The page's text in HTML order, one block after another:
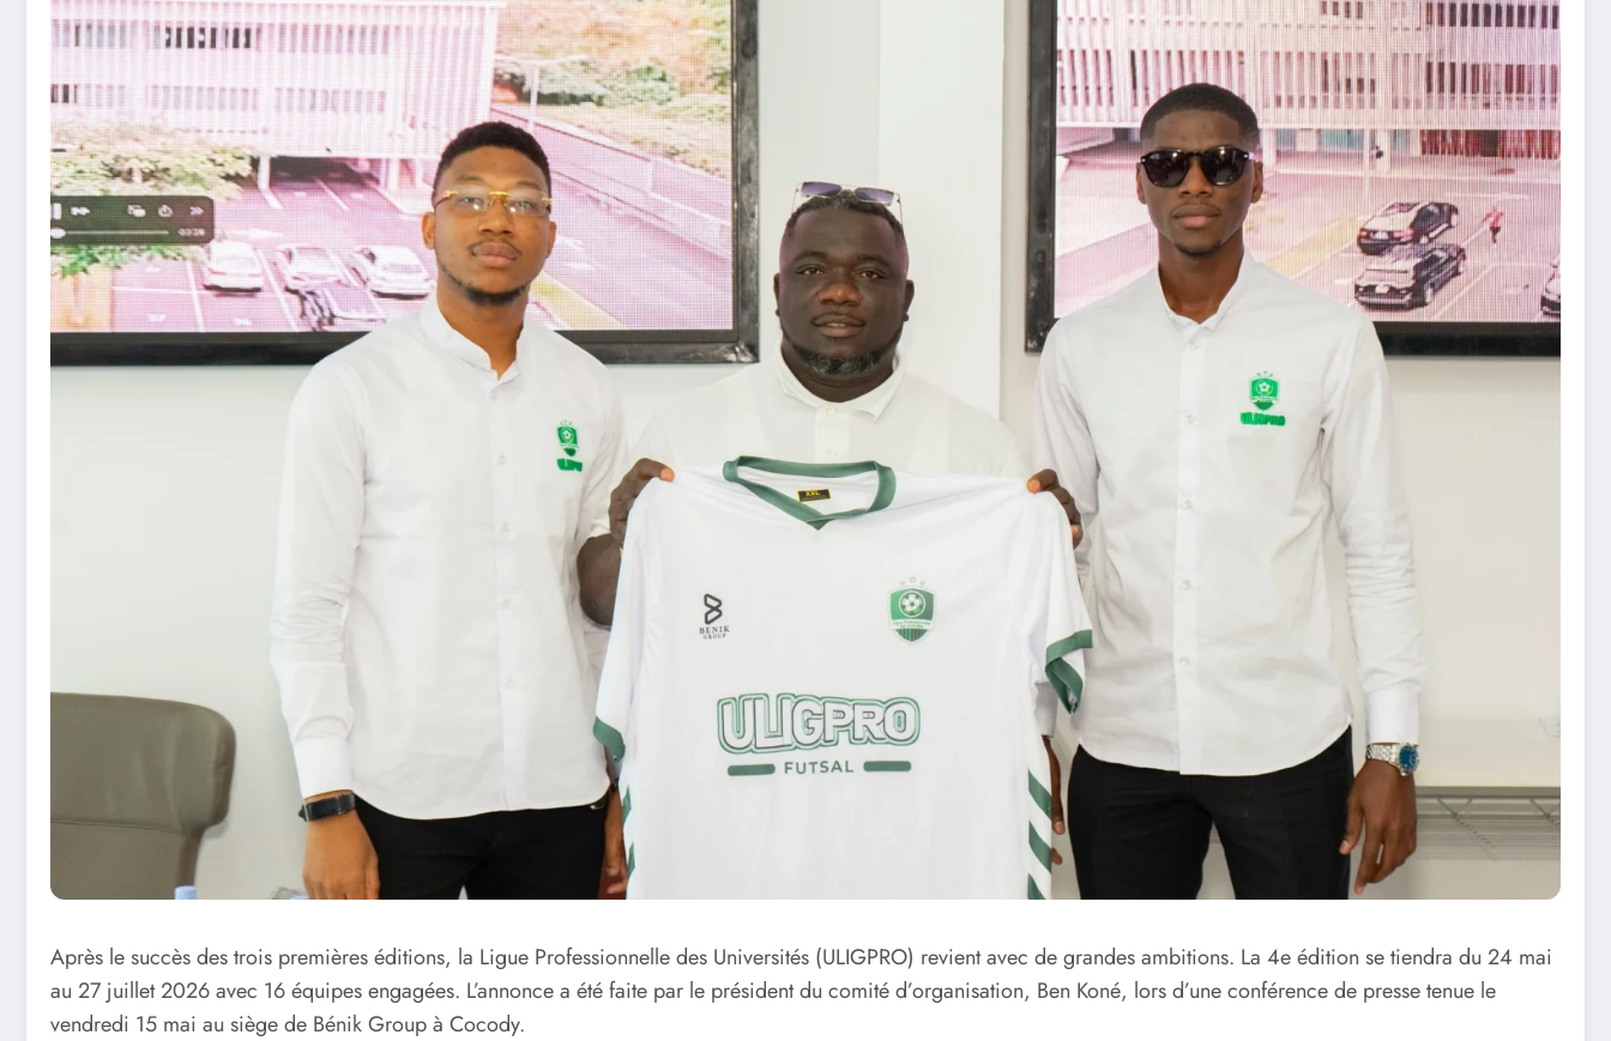
Après le succès des trois premières éditions, la Ligue Professionnelle des Universités (ULIGPRO) revient avec de grandes ambitions. La 4e édition se tiendra du 24 mai
au 27 juillet 2026 avec 16 équipes engagées. L’annonce a été faite par le président du comité d’organisation, Ben Koné, lors d’une conférence de presse tenue le
vendredi 15 mai au siège de Bénik Group à Cocody.